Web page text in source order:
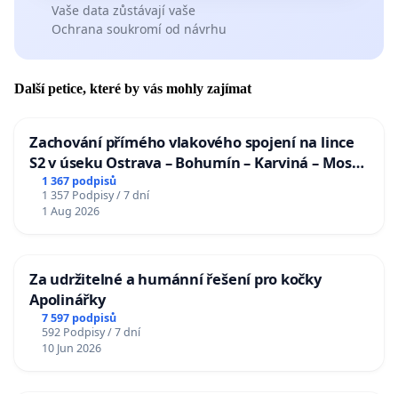
Vaše data zůstávají vaše
Ochrana soukromí od návrhu
Další petice, které by vás mohly zajímat
Zachování přímého vlakového spojení na lince
S2 v úseku Ostrava – Bohumín – Karviná – Mosty
u Jablunkova
1 367 podpisů
1 357 Podpisy / 7 dní
1 Aug 2026
Za udržitelné a humánní řešení pro kočky
Apolinářky
7 597 podpisů
592 Podpisy / 7 dní
10 Jun 2026